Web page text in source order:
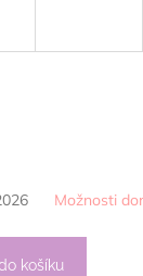
Možnosti
košíku